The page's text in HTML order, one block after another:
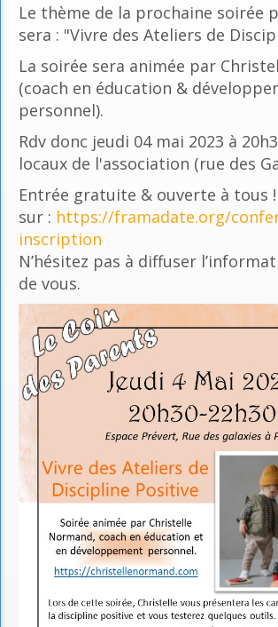
Le thème de la prochaine soirée
sera : "Vivre des Ateliers de
La soirée sera animée par
(coach en éducation &
personnel).
Rdv donc jeudi 04 mai 2023 à
locaux de l'association (rue des
Entrée gratuite & ouverte à tous
sur : https://framadate.org/
inscription
N’hésitez pas à diffuser
de vous.